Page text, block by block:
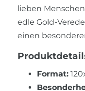
lieben
edle Gold-
einen
Format: